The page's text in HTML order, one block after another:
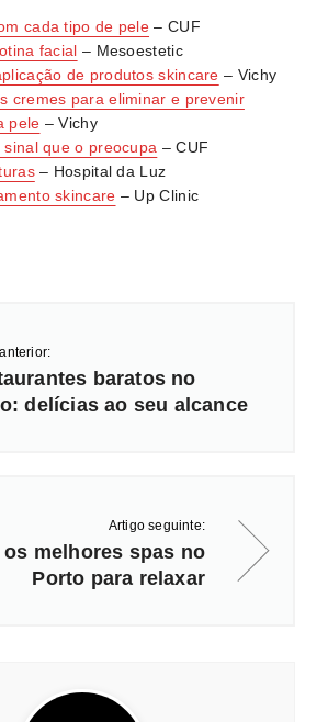
cada tipo de pele – CUF
facial – Mesoestetic
de produtos skincare – Vichy
cremes para eliminar e prevenir
pele – Vichy
sinal que o preocupa – CUF
– Hospital da Luz
skincare – Up Clinic
baratos no
delícias ao seu alcance
Artigo seguinte:
os melhores spas no
Porto para relaxar